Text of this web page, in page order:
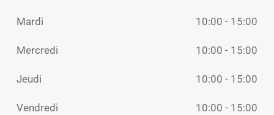
Mardi 10:00 - 15:00
Mercredi 10:00 - 15:00
Jeudi 10:00 - 15:00
Vendredi 10:00 - 15:00